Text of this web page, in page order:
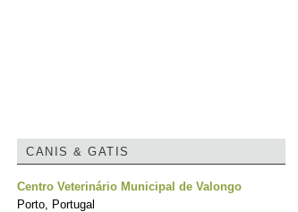
CANIS & GATIS
Centro Veterinário Municipal de Valongo
Porto, Portugal